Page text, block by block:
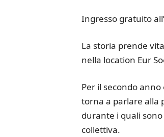
Ingresso gratuito
La storia prende
nella location Eur
Per il secondo
torna a parlare alla
durante i quali
collettiva.